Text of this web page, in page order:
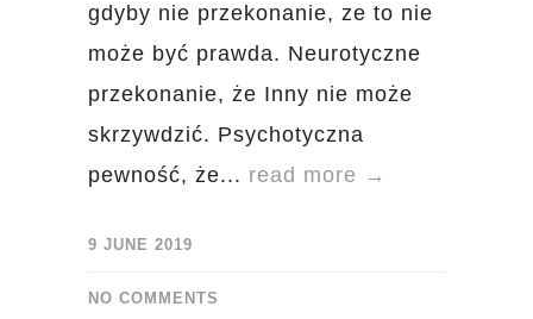
gdyby nie przekonanie, ze to nie
może być prawda. Neurotyczne
przekonanie, że Inny nie może
skrzywdzić. Psychotyczna
pewność, że... read more →
9 JUNE 2019
NO COMMENTS